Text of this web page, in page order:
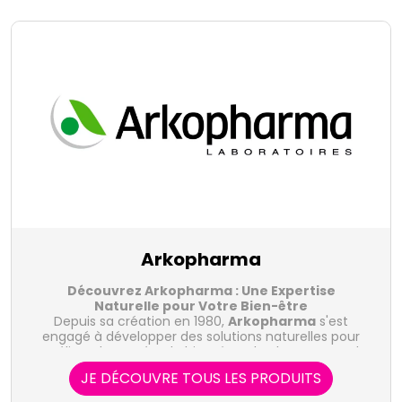
Arkopharma
Découvrez Arkopharma : Une Expertise
Naturelle pour Votre Bien-être
Depuis sa création en 1980, Arkopharma s'est
engagé à développer des solutions naturelles pour
améliorer la santé et le bien-être de chacun. Fort de
son expertise en phytothérapie et en compléments
alimentaires, le laboratoire Arkopharma propose une
large gamme de produits naturels et innovants pour
Les Gammes de Produits Arkopharma :
- ArkogélulesArkopharma:Les Arkogélules sont des
JE DÉCOUVRE TOUS LES PRODUITS